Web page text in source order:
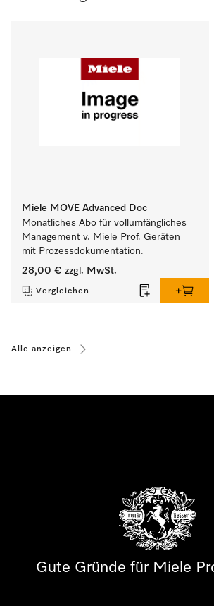
Miele MOVE Advanced Doc
Monatliches Abo für vollumfängliches
Management v. Miele Prof. Geräten
mit Prozessdokumentation.
28,00 € zzgl. MwSt.
Vergleichen
Alle anzeigen
Gute Gründe für Miele